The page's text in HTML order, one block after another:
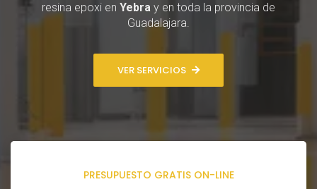
resina epoxi en Yebra y en toda la provincia de
Guadalajara.
VER SERVICIOS
PRESUPUESTO GRATIS ON-LINE